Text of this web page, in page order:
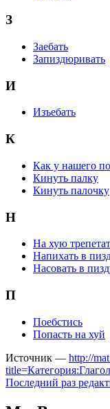
З
Заебать
Запиздюривать
И
Изъебать
К
Как у нашего
Кинуть палку
Кинуть палочку
Н
На хую
Напихать в
Насовать в
П
Поебстись
Попасть на хуй
Источник — http://
Последний раз